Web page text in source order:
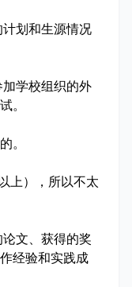
划和生源情况
学校组织的外
。
。
上），所以不太
文、获得的奖
经验和实践成